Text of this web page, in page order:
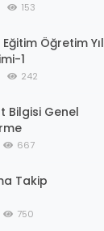
153
Öğretim
1
242
Bilgisi Genel
667
Takip
750